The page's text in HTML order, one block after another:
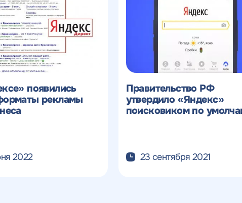
появились
рекламы
2022
Правительство РФ
утвердило «Яндекс»
поисковиком по
23 сентября 2021